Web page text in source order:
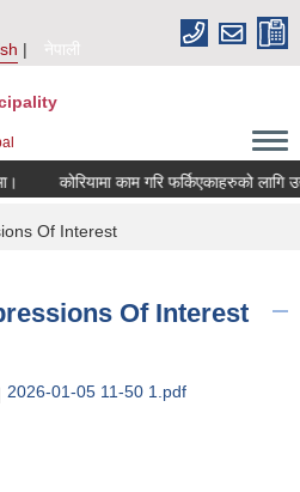
नेपाली
कोरियामा काम गरि फर्किएकाहरुको लागि
Of Interest
Of Interest
2026-01-05 11-50 1.pdf